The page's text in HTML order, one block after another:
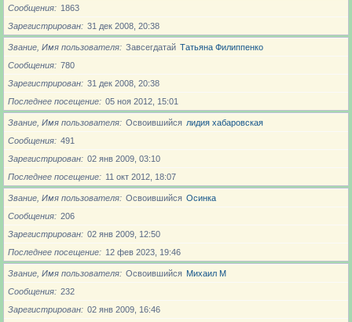
Сообщения
1863
Зарегистрирован
31 дек 2008, 20:38
Звание, Имя пользователя Завсегдатай Татьяна Филиппенко
Сообщения
780
Зарегистрирован
31 дек 2008, 20:38
Последнее посещение
05 ноя 2012, 15:01
Звание, Имя пользователя Освоившийся лидия хабаровская
Сообщения
491
Зарегистрирован
02 янв 2009, 03:10
Последнее посещение
11 окт 2012, 18:07
Звание, Имя пользователя Освоившийся Осинка
Сообщения
206
Зарегистрирован
02 янв 2009, 12:50
Последнее посещение
12 фев 2023, 19:46
Звание, Имя пользователя Освоившийся Михаил М
Сообщения
232
Зарегистрирован
02 янв 2009, 16:46